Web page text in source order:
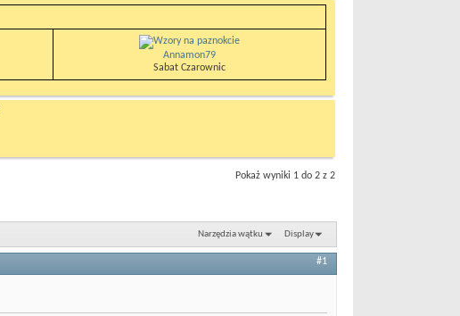
Annamon79
Sabat Czarownic
Pokaż wyniki 1 do 2 z 2
Narzędzia wątku Display
#1